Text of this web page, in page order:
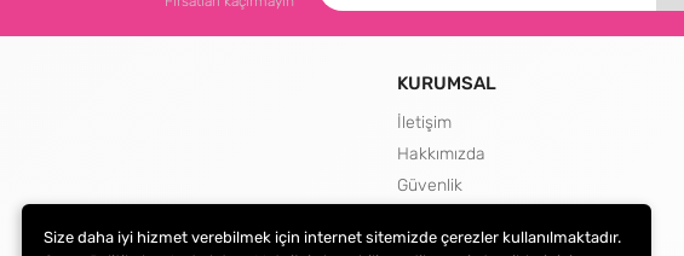
KURUMSAL
İletişim
Hakkımızda
Güvenlik
Kargo Seçenekleri
Size daha iyi hizmet verebilmek için internet sitemizde çerezler kullanılmaktadır.